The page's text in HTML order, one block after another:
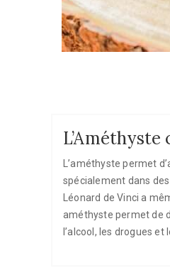
L’améthyste permet
spécialement dans
Léonard de Vinci a
améthyste permet de
l’alcool, les drogues